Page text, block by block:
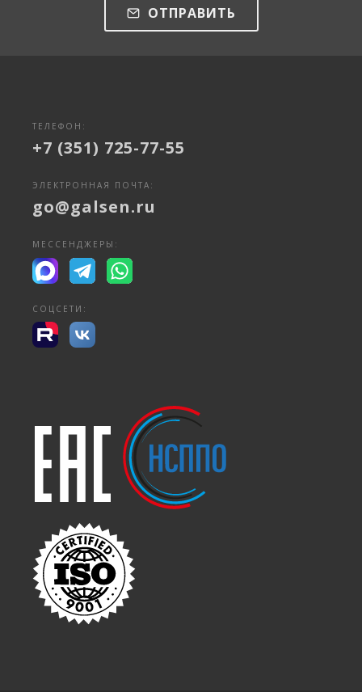
ОТПРАВИТЬ
ТЕЛЕФОН:
+7 (351) 725-77-55
ЭЛЕКТРОННАЯ ПОЧТА:
go@galsen.ru
МЕССЕНДЖЕРЫ:
СОЦСЕТИ: